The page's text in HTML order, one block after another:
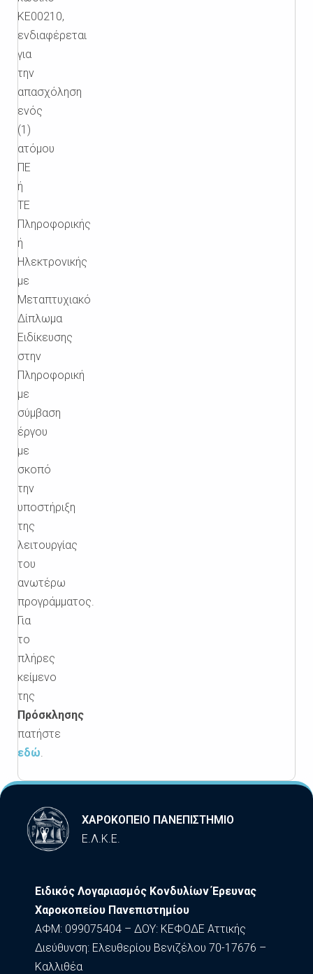
ΚΕ00210,
ενδιαφέρεται
για
την
απασχόληση
ενός
(1)
ατόμου
ΠΕ
ή
ΤΕ
Πληροφορικής
ή
Ηλεκτρονικής
με
Μεταπτυχιακό
Δίπλωμα
Ειδίκευσης
στην
Πληροφορική
με
σύμβαση
έργου
με
σκοπό
την
υποστήριξη
της
λειτουργίας
του
ανωτέρω
προγράμματος.
Για
το
πλήρες
κείμενο
της
Πρόσκλησης
πατήστε
εδώ.
ΧΑΡΟΚΟΠΕΙΟ ΠΑΝΕΠΙΣΤΗΜΙΟ
Ε.Λ.Κ.Ε.
Ειδικός Λογαριασμός Κονδυλίων Έρευνας
Χαροκοπείου Πανεπιστημίου
ΑΦΜ: 099075404 – ΔΟΥ: ΚΕΦΟΔΕ Αττικής
Διεύθυνση: Ελευθερίου Βενιζέλου 70-17676 –
Καλλιθέα